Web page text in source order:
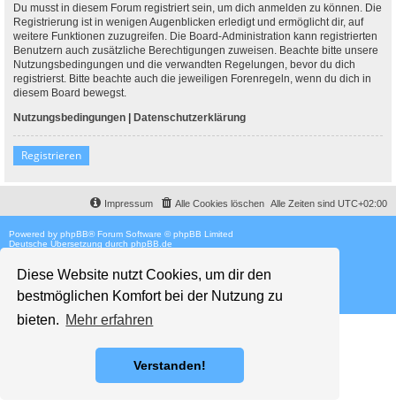
Diese Website nutzt Cookies, um dir den
bestmöglichen Komfort bei der Nutzung zu
bieten. Mehr erfahren
Verstanden!
Du musst in diesem Forum registriert sein, um dich anmelden zu können. Die
Registrierung ist in wenigen Augenblicken erledigt und ermöglicht dir, auf
weitere Funktionen zuzugreifen. Die Board-Administration kann registrierten
Benutzern auch zusätzliche Berechtigungen zuweisen. Beachte bitte unsere
Nutzungsbedingungen und die verwandten Regelungen, bevor du dich
registrierst. Bitte beachte auch die jeweiligen Forenregeln, wenn du dich in
diesem Board bewegst.
Nutzungsbedingungen | Datenschutzerklärung
Registrieren
Alle Zeiten sind UTC+02:00
Alle Cookies löschen
Impressum
Powered by phpBB® Forum Software © phpBB Limited
Deutsche Übersetzung durch phpBB.de